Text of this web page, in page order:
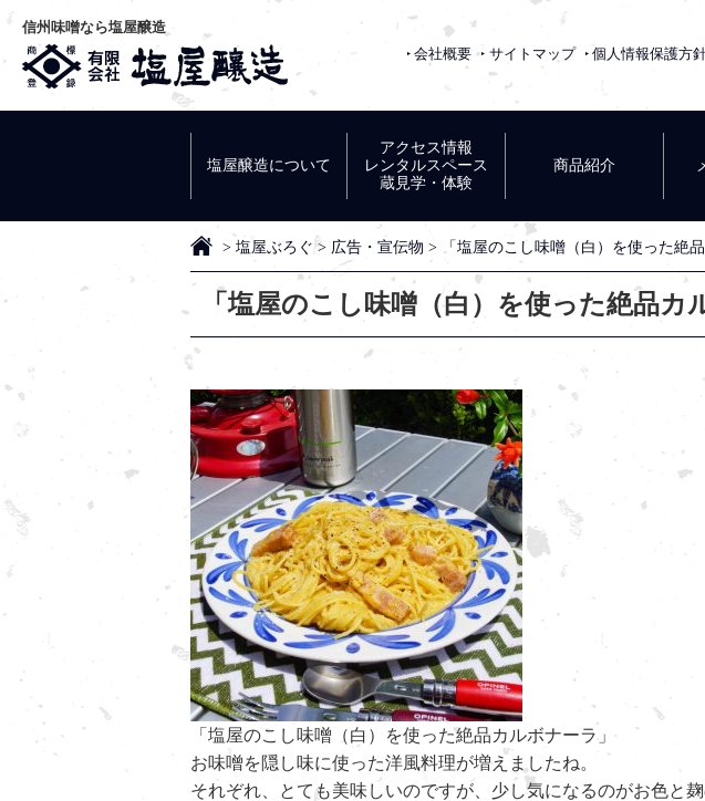
信州味噌なら塩屋醸造
有限会社 塩屋醸造
会社概要 サイトマップ 個人情報保護方
塩屋醸造について
アクセス情報
レンタルスペース
蔵見学・体験
商品紹介
HOME
> 塩屋ぶろぐ > 広告・宣伝物 > 「塩屋のこし味噌（白）を使った絶品
「塩屋のこし味噌（白）を使った絶品カ
「塩屋のこし味噌（白）を使った絶品カルボナーラ」
お味噌を隠し味に使った洋風料理が増えましたね。
それぞれ、とても美味しいのですが、少し気になるのがお色と